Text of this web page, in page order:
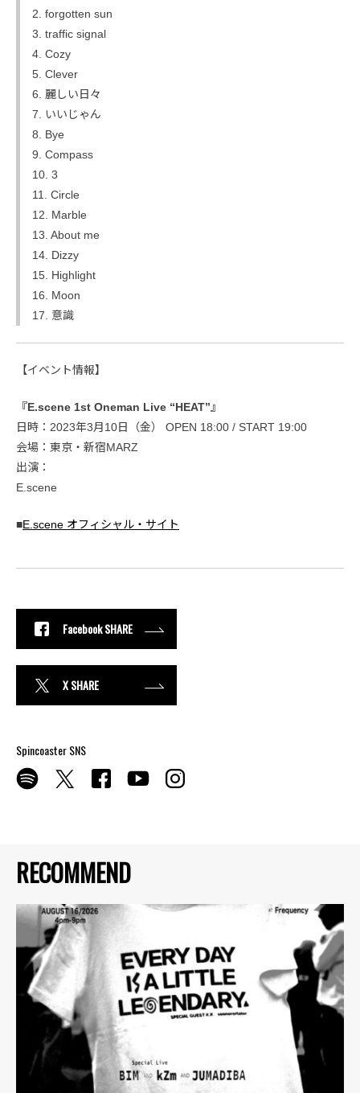
RECOMMEND
2. forgotten sun
3. traffic signal
4. Cozy
5. Clever
6. 麗しい日々
7. いいじゃん
8. Bye
9. Compass
10. 3
11. Circle
12. Marble
13. About me
14. Dizzy
15. Highlight
16. Moon
17. 意識
【イベント情報】
『E.scene 1st Oneman Live “HEAT”』
日時：2023年3月10日（金） OPEN 18:00 / START 19:00
会場：東京・新宿MARZ
出演：
E.scene
■E.scene オフィシャル・サイト
Facebook SHARE
X SHARE
Spincoaster SNS